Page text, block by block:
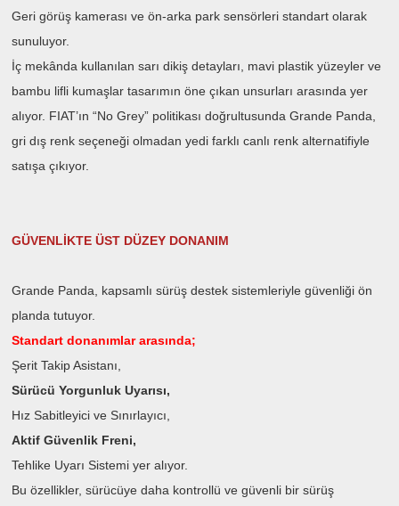
Geri görüş kamerası ve ön-arka park sensörleristandart olarak
sunuluyor.
İç mekânda kullanılan sarı dikiş detayları, mavi plastik yüzeyler ve
bambu lifli kumaşlar tasarımın öne çıkan unsurları arasında yer
alıyor. FIAT’ın “No Grey” politikası doğrultusunda Grande Panda,
gri dış renk seçeneği olmadan yedi farklı canlı renk alternatifiyle
satışa çıkıyor.
GÜVENLİKTE ÜST DÜZEY DONANIM
Grande Panda, kapsamlı sürüş destek sistemleriyle güvenliği ön
planda tutuyor.
Standart donanımlar arasında;
Şerit Takip Asistanı,
Sürücü Yorgunluk Uyarısı,
Hız Sabitleyici ve Sınırlayıcı,
Aktif Güvenlik Freni,
Tehlike Uyarı Sistemiyer alıyor.
Bu özellikler, sürücüye daha kontrollü ve güvenli bir sürüş